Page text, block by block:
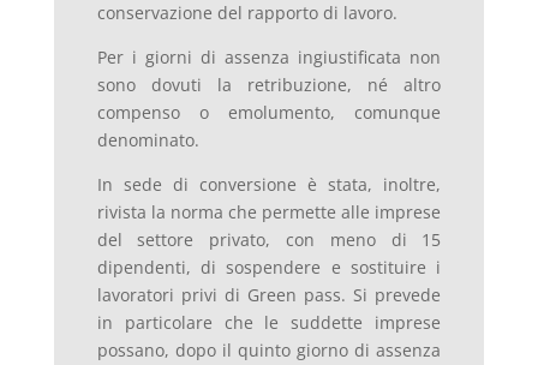
conservazione del rapporto di lavoro.
Per i giorni di assenza ingiustificata non
sono dovuti la retribuzione, né altro
compenso o emolumento, comunque
denominato.
In sede di conversione è stata, inoltre,
rivista la norma che permette alle imprese
del settore privato, con meno di 15
dipendenti, di sospendere e sostituire i
lavoratori privi di Green pass. Si prevede
in particolare che le suddette imprese
possano, dopo il quinto giorno di assenza